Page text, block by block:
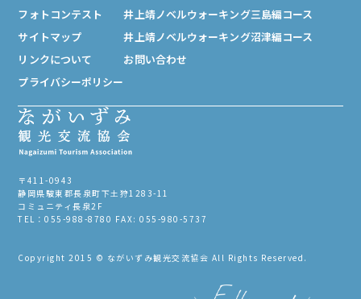
〒411-0943
静岡県駿東郡長泉町下土狩1283-11
コミュニティ長泉2F
TEL：055-988-8780 FAX: 055-980-5737
Copyright 2015 © ながいずみ観光交流協会 All Rights Reserved.
フォトコンテスト
サイトマップ
リンクについて
プライバシーポリシー
井上靖ノベルウォーキング三島編コース
井上靖ノベルウォーキング沼津編コース
お問い合わせ